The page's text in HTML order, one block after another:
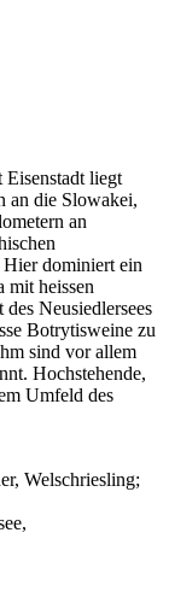
liegt
an die Slowakei,
an
Hier dominiert ein
mit heissen
Neusiedlersees
Botrytisweine zu
sind vor allem
Hochstehende,
Umfeld des
Welschriesling;